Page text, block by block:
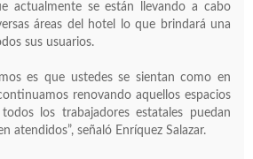
actualmente se están llevando a cabo
áreas del hotel lo que brindará una
sus usuarios.
es que ustedes se sientan como en
renovando aquellos espacios
los trabajadores estatales puedan
atendidos”, señaló Enríquez Salazar.